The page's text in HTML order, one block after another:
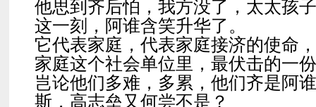
他思到齐后怕，我方没了，太太孩
这一刻，阿谁含笑升华了。
它代表家庭，代表家庭接济的使命
家庭这个社会单位里，最伏击的一
岂论他们多难，多累，他们齐是阿
斯，高志垒又何尝不是？